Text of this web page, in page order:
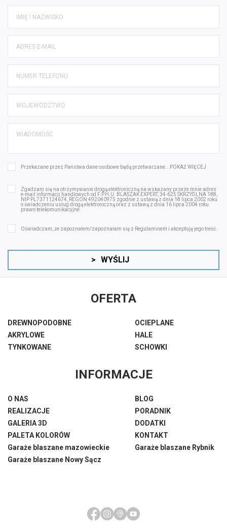
Przekazane przez Państwa dane osobowe będą przetwarzane... POKAŻ WIĘCEJ
Zgadzam się na otrzymywanie drogą elektroniczną na wskazany przeze mnie adres
e-mail informacji handlowych od F.P.H.U. BLASZAK EXPERT, 34-625 SKRZYDLNA 188,
NIP PL7371124674, REGON 492040975 zgodnie z ustawą z dnia 18 lipca 2002 roku
o świadczeniu usług drogą elektroniczną oraz z ustawą z dnia 16 lipca 2004 roku
prawo telekomunikacyjne.
Oświadczam, że zapoznałem/zapoznałam się z Regulaminem i akceptuję jego treść.
> WYŚLIJ
OFERTA
DREWNOPODOBNE
OCIEPLANE
AKRYLOWE
HALE
TYNKOWANE
SCHOWKI
INFORMACJE
O NAS
BLOG
REALIZACJE
PORADNIK
GALERIA 3D
DODATKI
PALETA KOLORÓW
KONTAKT
Garaże blaszane mazowieckie
Garaże blaszane Rybnik
Garaże blaszane Nowy Sącz